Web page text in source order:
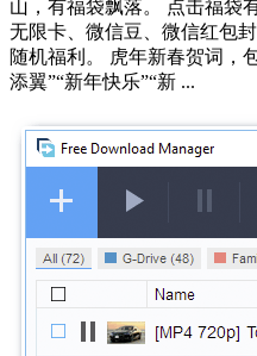
山，有福袋飘落。 点击福袋
无限卡、微信豆、微信红包
随机福利。 虎年新春贺词，
添翼”“新年快乐”“新 ...